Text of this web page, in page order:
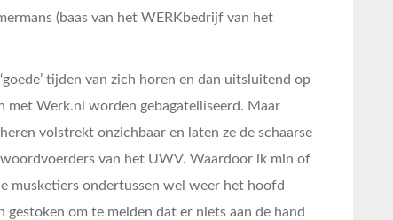
(baas van het WERKbedrijf van het
tijden van zich horen en dan uitsluitend op
met Werk.nl worden gebagatelliseerd. Maar
volstrekt onzichbaar en laten ze de schaarse
van het UWV. Waardoor ik min of
musketiers ondertussen wel weer het hoofd
gestoken om te melden dat er niets aan de hand